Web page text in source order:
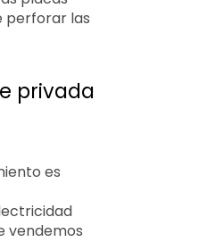
perforar las
privada
es
vendemos